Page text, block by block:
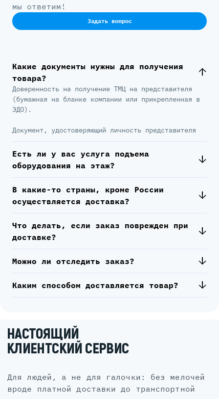
мы ответим!
Задать вопрос
Какие документы нужны для получения
товара?
Доверенность на получение ТМЦ на представителя
(бумажная на бланке компании или прикрепленная в
ЭДО).
Документ, удостоверяющий личность представителя
Есть ли у вас услуга подъема
оборудования на этаж?
В какие-то страны, кроме России
осуществляется доставка?
Что делать, если заказ поврежден при
доставке?
Можно ли отследить заказ?
Каким способом доставляется товар?
НАСТОЯЩИЙ
КЛИЕНТСКИЙ СЕРВИС
для людей, а не для галочки: без мелочей
вроде платной доставки до транспортной